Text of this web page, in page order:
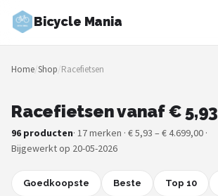
Bicycle Mania
Zoeken
NAVIGATIE
Merken
Blog
Home/Shop/Racefietsen
Racefietsen vanaf € 5,93
96 producten· 17 merken · € 5,93 – € 4.699,00 ·
Bijgewerkt op 20-05-2026
Goedkoopste Beste Top 10